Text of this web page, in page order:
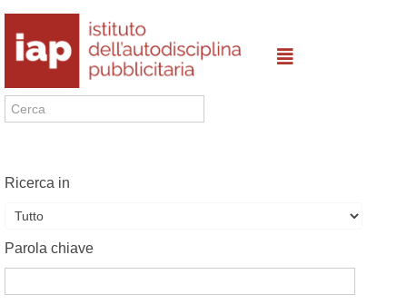
Ricerca in
Parola chiave